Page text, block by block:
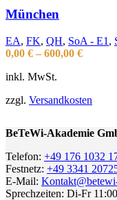
München
EA, FK, QH, SoA - E1 ,
0,00 € – 600,00 €
inkl. MwSt.
zzgl. Versandkosten
BeTeWi-Akademie
Telefon: +49 176 1032
Festnetz: +49 3341
E-Mail:
Sprechzeiten: Di-Fr